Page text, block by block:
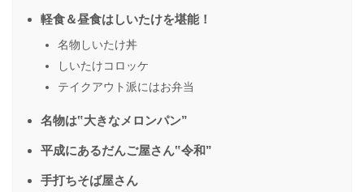
軽食＆昼食はしいたけを堪能！
名物しいたけ丼
しいたけコロッケ
テイクアウト派にはお弁当
名物は‟大きなメロンパン”
平成にあるだんご屋さん‟令和”
手打ちそば屋さん